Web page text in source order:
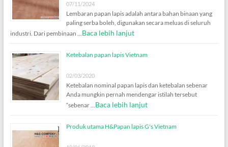
07/11/2024
Lembaran papan lapis adalah antara bahan binaan yang
paling serba boleh, digunakan secara meluas di seluruh
industri. Dari pembinaan …Baca lebih lanjut
Ketebalan papan lapis Vietnam
02/03/2020
Ketebalan nominal papan lapis dan ketebalan sebenar
Anda mungkin pernah mendengar istilah tersebut
“sebenar …Baca lebih lanjut
Produk utama H&Papan lapis G's Vietnam